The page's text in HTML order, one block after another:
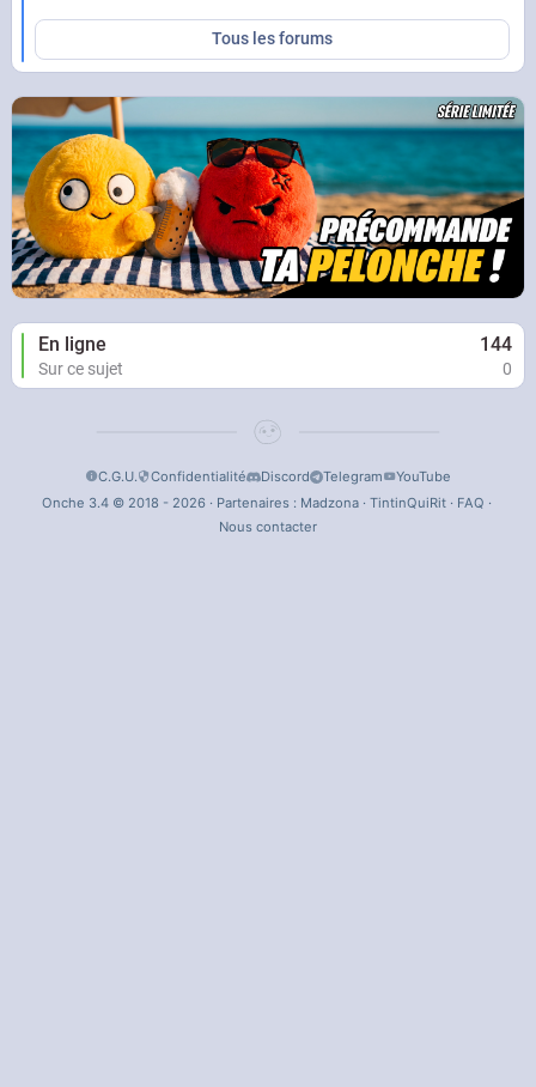
Tous les forums
En ligne 144
Sur ce sujet 0
C.G.U. Confidentialité Discord Telegram
YouTube
Onche 3.4 © 2018 - 2026 · Partenaires : Madzona· TintinQuiRit· FAQ ·
Nous contacter